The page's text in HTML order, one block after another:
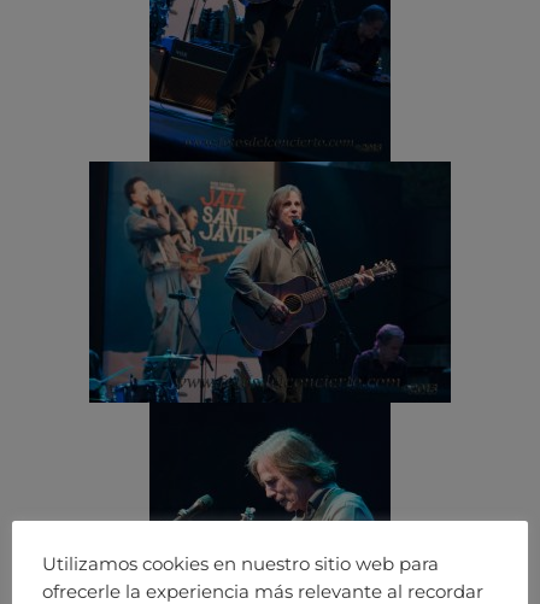
Utilizamos cookies en nuestro sitio web para
ofrecerle la experiencia más relevante al recordar